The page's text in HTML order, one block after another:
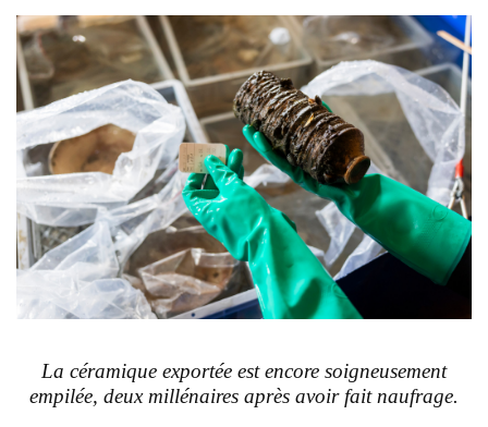
La céramique exportée est encore soigneusement
empilée, deux millénaires après avoir fait naufrage.